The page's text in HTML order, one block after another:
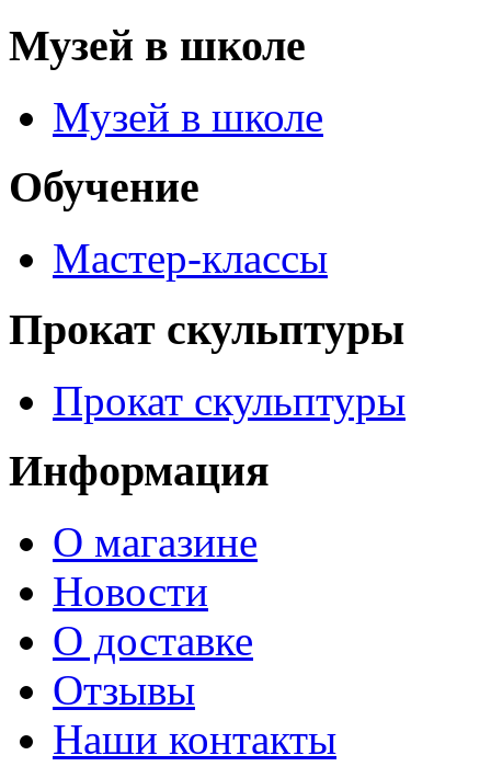
Музей в школе
Музей в школе
Обучение
Мастер-классы
Прокат скульптуры
Прокат скульптуры
Информация
О магазине
Новости
О доставке
Отзывы
Наши контакты